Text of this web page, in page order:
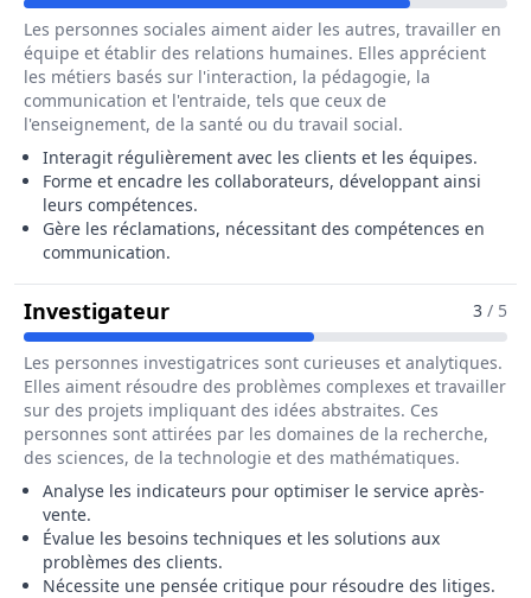
Les personnes sociales aiment aider les autres, travailler en
équipe et établir des relations humaines. Elles apprécient
les métiers basés sur l'interaction, la pédagogie, la
communication et l'entraide, tels que ceux de
l'enseignement, de la santé ou du travail social.
Interagit régulièrement avec les clients et les équipes.
Forme et encadre les collaborateurs, développant ainsi
leurs compétences.
Gère les réclamations, nécessitant des compétences en
communication.
InvestigateurPour Le Métier De Responsable
3 / 5
Les personnes investigatrices sont curieuses et analytiques.
Elles aiment résoudre des problèmes complexes et travailler
sur des projets impliquant des idées abstraites. Ces
personnes sont attirées par les domaines de la recherche,
des sciences, de la technologie et des mathématiques.
Analyse les indicateurs pour optimiser le service après-
vente.
Évalue les besoins techniques et les solutions aux
problèmes des clients.
Nécessite une pensée critique pour résoudre des litiges.